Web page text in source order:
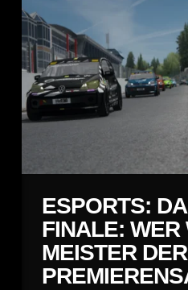
ESPORTS:
FINALE: WER
MEISTER DER